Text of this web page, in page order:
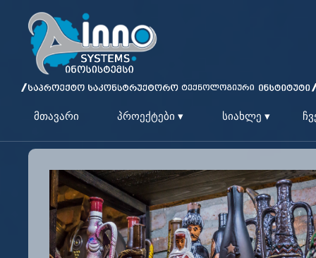
მთავარი პროექტები ▾ სიახლე ▾